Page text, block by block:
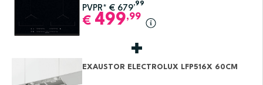
PVPR* € 679
,99
€ 499,99
EXAUSTOR ELECTROLUX LFP516X 60CM